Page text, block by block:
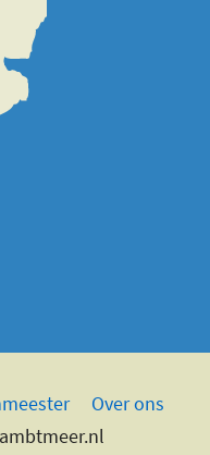
Over ons